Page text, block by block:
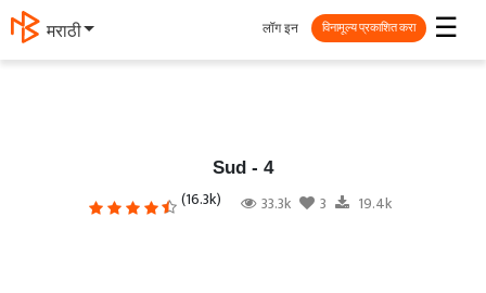
मराठी ☰
लॉग इन विनामूल्य प्रकाशित करा
Sud - 4
(16.3k) 33.3k 3 19.4k